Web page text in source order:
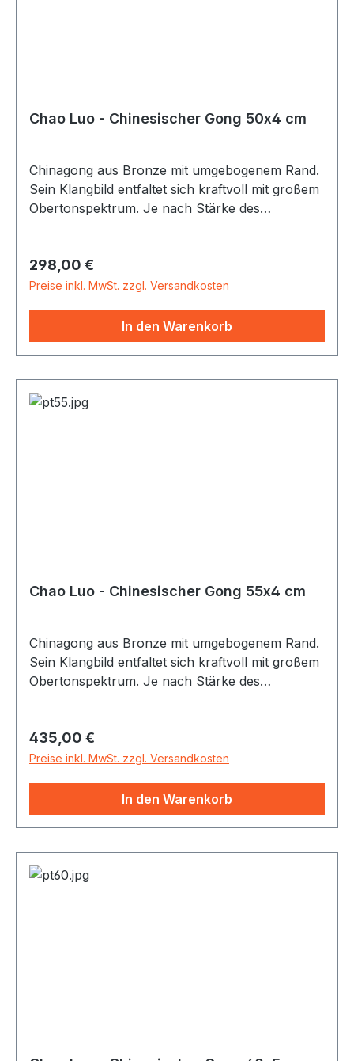
Chao Luo - Chinesischer Gong 50x4 cm
Chinagong aus Bronze mit umgebogenem Rand.
Sein Klangbild entfaltet sich kraftvoll mit großem
Obertonspektrum. Je nach Stärke des
entlocken - vom starken Bässen bis zu sirrenden
Obertönen. Alle Gongs inkl. Gongschlägel
Regulärer Preis:
298,00 €
Preise inkl. MwSt. zzgl. Versandkosten
In den Warenkorb
Chao Luo - Chinesischer Gong 55x4 cm
Chinagong aus Bronze mit umgebogenem Rand.
Sein Klangbild entfaltet sich kraftvoll mit großem
Obertonspektrum. Je nach Stärke des
entlocken - vom starken Bässen bis zu sirrenden
Obertönen. Alle Gongs incl. Gongschlägel
Regulärer Preis:
435,00 €
Preise inkl. MwSt. zzgl. Versandkosten
In den Warenkorb